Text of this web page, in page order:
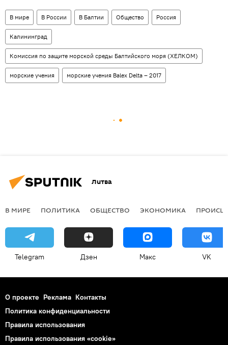
В мире В России В Балтии Общество Россия
Калининград
Комиссия по защите морской среды Балтийского моря (ХЕЛКОМ)
морские учения морские учения Balex Delta – 2017
Литва
В МИРЕ ПОЛИТИКА ОБЩЕСТВО ЭКОНОМИКА
Telegram Дзен Макс VK
О проекте Реклама Контакты
Политика конфиденциальности
Правила использования
Правила использования «cookie»